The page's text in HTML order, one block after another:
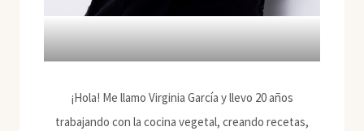
¡Hola! Me llamo Virginia García y llevo 20 años
trabajando con la cocina vegetal, creando recetas,